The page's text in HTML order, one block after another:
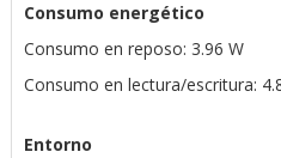
Consumo energético
Consumo en reposo: 3.96 W
Consumo en lectura/escritura:
Entorno